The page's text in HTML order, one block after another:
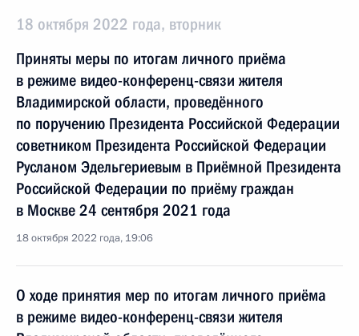
18 октября 2022 года, вторник
Приняты меры по итогам личного приёма
в режиме видео-конференц-связи жителя
Владимирской области, проведённого
по поручению Президента Российской Федерации
советником Президента Российской Федерации
Русланом Эдельгериевым в Приёмной Президента
Российской Федерации по приёму граждан
в Москве 24 сентября 2021 года
18 октября 2022 года, 19:06
О ходе принятия мер по итогам личного приёма
в режиме видео-конференц-связи жителя